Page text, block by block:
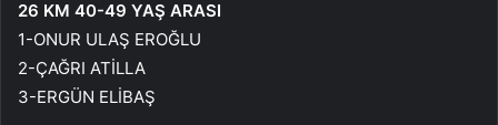
26 KM 40-49 YAŞ ARASI
1-ONUR ULAŞ EROĞLU
2-ÇAĞRI ATİLLA
3-ERGÜN ELİBAŞ